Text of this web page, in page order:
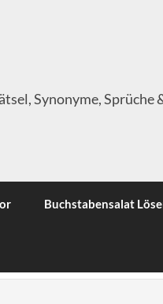
Synonyme, Sprüche
Buchstabensalat